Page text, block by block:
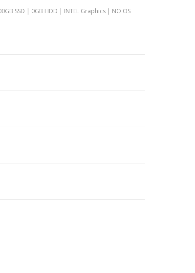
SSD | 0GB HDD | INTEL Graphics | NO OS